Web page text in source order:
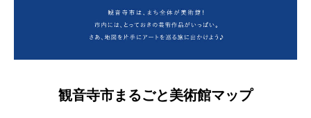
観音寺市まるごと美術館マップ